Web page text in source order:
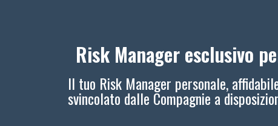
Risk Manager esclusivo
Il tuo Risk Manager personale,
svincolato dalle Compagnie a